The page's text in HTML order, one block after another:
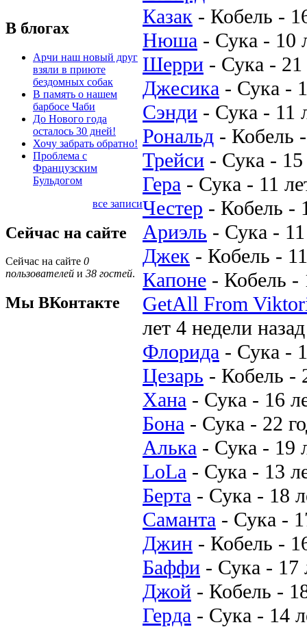
В блогах
Арчи наш новый друг
взяли в приюте
бездомных собак
В память о нашем
барбосе Чаби
До Нового года
осталось 30 дней!
Хочу забрать обратно!
Проблема с
Французским
Бульдогом
все записи
Сейчас на сайте
Сейчас на сайте 0
пользователей и 38 гостей.
Мы ВКонтакте
Казак - Кобель -
Нюша - Сука - 10
Шерри - Сука - 21
Джесика - Сука -
Сэнди - Сука - 11
Рональд - Кобель
Трейси - Сука -
Гера - Сука - 11
Честер - Кобель -
Ариэль - Сука -
Джек - Кобель -
Капоне - Кобель -
GetAll From
лет 4 недели назад
Флорида - Сука -
Цезарь - Кобель -
Хана - Сука - 16
Бона - Сука - 22
Алька - Сука - 19
LoLa - Сука - 13
Берта - Сука - 18
Саманта - Сука -
Джин - Кобель -
Баффи - Сука - 17
Джой - Кобель -
Герда - Сука - 14